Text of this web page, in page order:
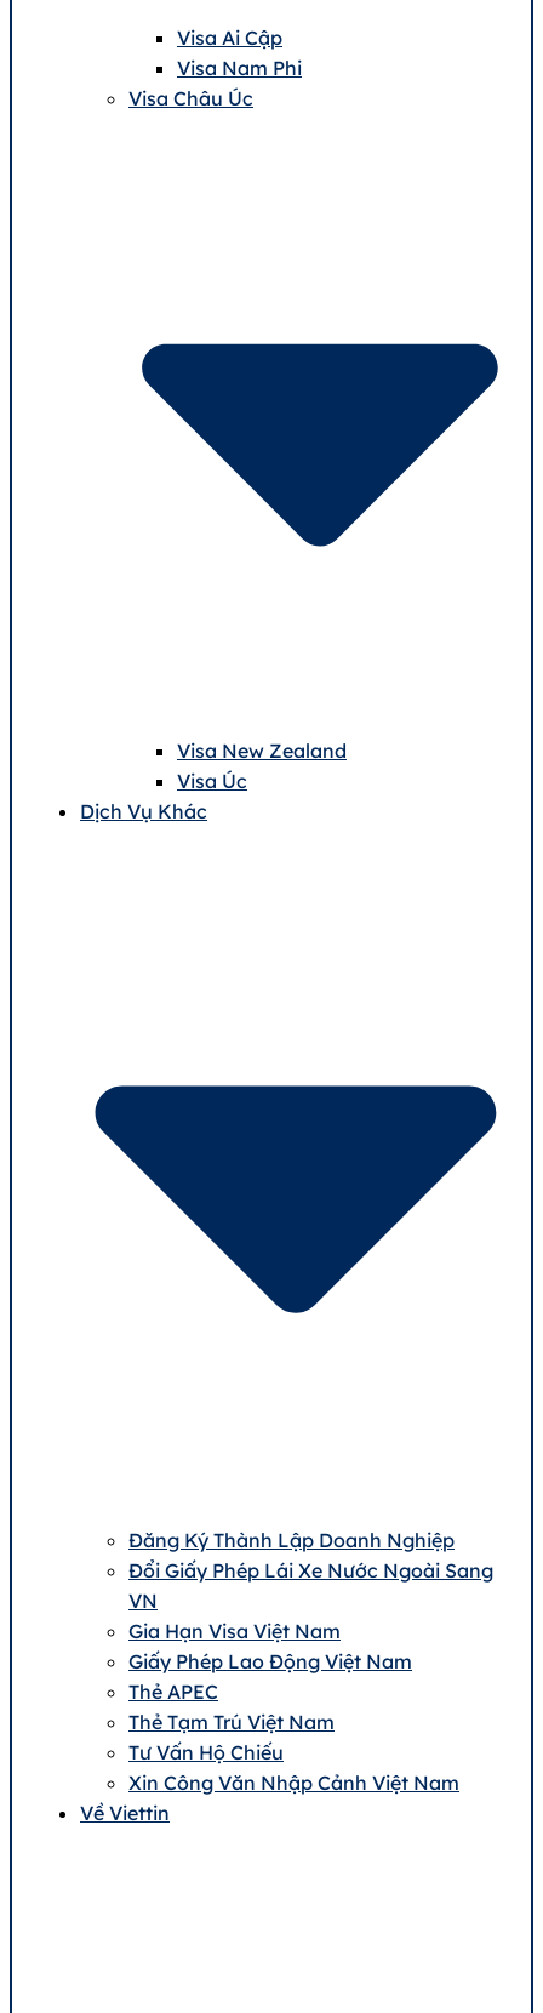
Visa Ai Cập
Visa Nam Phi
Visa Châu Úc
Visa New Zealand
Visa Úc
Dịch Vụ Khác
Đăng Ký Thành Lập Doanh Nghiệp
Đổi Giấy Phép Lái Xe Nước Ngoài Sang
VN
Gia Hạn Visa Việt Nam
Giấy Phép Lao Động Việt Nam
Thẻ APEC
Thẻ Tạm Trú Việt Nam
Tư Vấn Hộ Chiếu
Xin Công Văn Nhập Cảnh Việt Nam
Về Viettin